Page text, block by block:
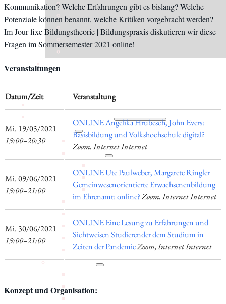
Institut
Statuten
Geschichte
Jubiläumsfeier 75 Jahre IWK
Jubiläumsfeier 70 Jahre IWK
Mitgliedschaft
Mitarbeiter_innen
Vorstand
Tätigkeitsberichte
Vermietung
Schwerpunkte
Interkulturalität
Kommunikation? Welche Erfahrungen gibt es bislang? Welche
Potenziale können benannt, welche Kritiken vorgebracht werden?
Im Jour fixe Bildungstheorie | Bildungspraxis diskutieren wir diese
Fragen im Sommersemester 2021 online!
Veranstaltungen
Datum/Zeit Veranstaltung
​Mi. 19/05/2021
19:00–20:30
ONLINE Angelika Hrubesch, John Evers:
Basisbildung und Volkshochschule digital?
Zoom, Internet Internet
​Mi. 09/06/2021
19:00–21:00
ONLINE Ute Paulweber, Margarete Ringler
Gemeinwesenorientierte Erwachsenenbildung
im Ehrenamt: online?Zoom, Internet Internet
​Mi. 30/06/2021
19:00–21:00
ONLINE Eine Lesung zu Erfahrungen und
Sichtweisen Studierender dem Studium in
Zeiten der PandemieZoom, Internet Internet
Konzept und Organisation: